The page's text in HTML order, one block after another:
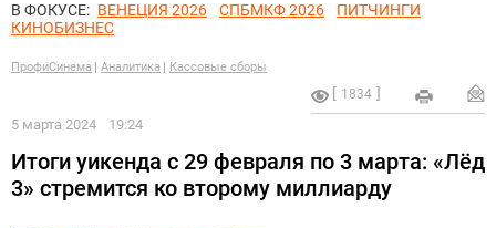
В ФОКУСЕ: ВЕНЕЦИЯ 2026 СПБМКФ 2026
ПИТЧИНГИ
КИНОБИЗНЕС
ПрофиСинема Аналитика Кассовые сборы
1834
5 марта 2024 19:24
Итоги уикенда с 29 февраля по 3 марта: «Лёд
3» стремится ко второму миллиарду